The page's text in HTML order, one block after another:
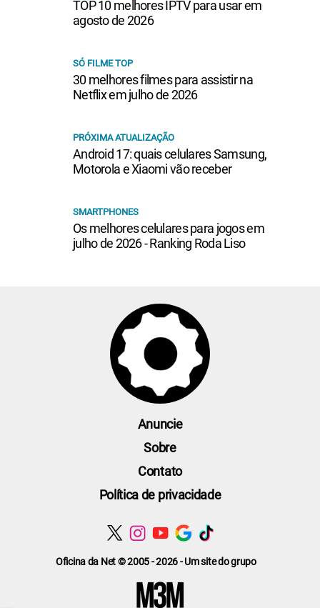
TOP 10 melhores IPTV para usar em
agosto de 2026
SÓ FILME TOP
30 melhores filmes para assistir na
Netflix em julho de 2026
PRÓXIMA ATUALIZAÇÃO
Android 17: quais celulares Samsung,
Motorola e Xiaomi vão receber
SMARTPHONES
Os melhores celulares para jogos em
julho de 2026 - Ranking Roda Liso
Oficina da Net © 2005 - 2026 - Um site do grupo
Anuncie
Sobre
Contato
Política de privacidade